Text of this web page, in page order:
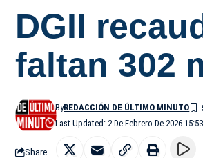
DGII
faltan 302
Last Updated: 2 De Febrero De 2026 15:53
ByREDACCIÓN DE ÚLTIMO MINUTO
Share